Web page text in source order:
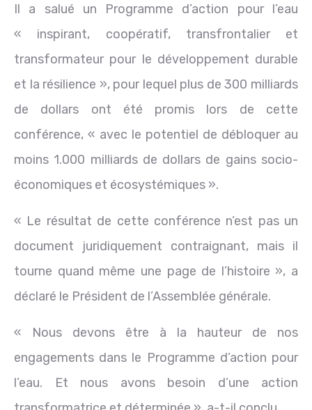
Il a salué un Programme d’action pour l’eau
« inspirant, coopératif, transfrontalier et
transformateur pour le développement durable
et la résilience », pour lequel plus de 300 milliards
de dollars ont été promis lors de cette
conférence, « avec le potentiel de débloquer au
moins 1.000 milliards de dollars de gains socio-
économiques et écosystémiques ».
« Le résultat de cette conférence n’est pas un
document juridiquement contraignant, mais il
tourne quand même une page de l’histoire », a
déclaré le Président de l’Assemblée générale.
« Nous devons être à la hauteur de nos
engagements dans le Programme d’action pour
l’eau. Et nous avons besoin d’une action